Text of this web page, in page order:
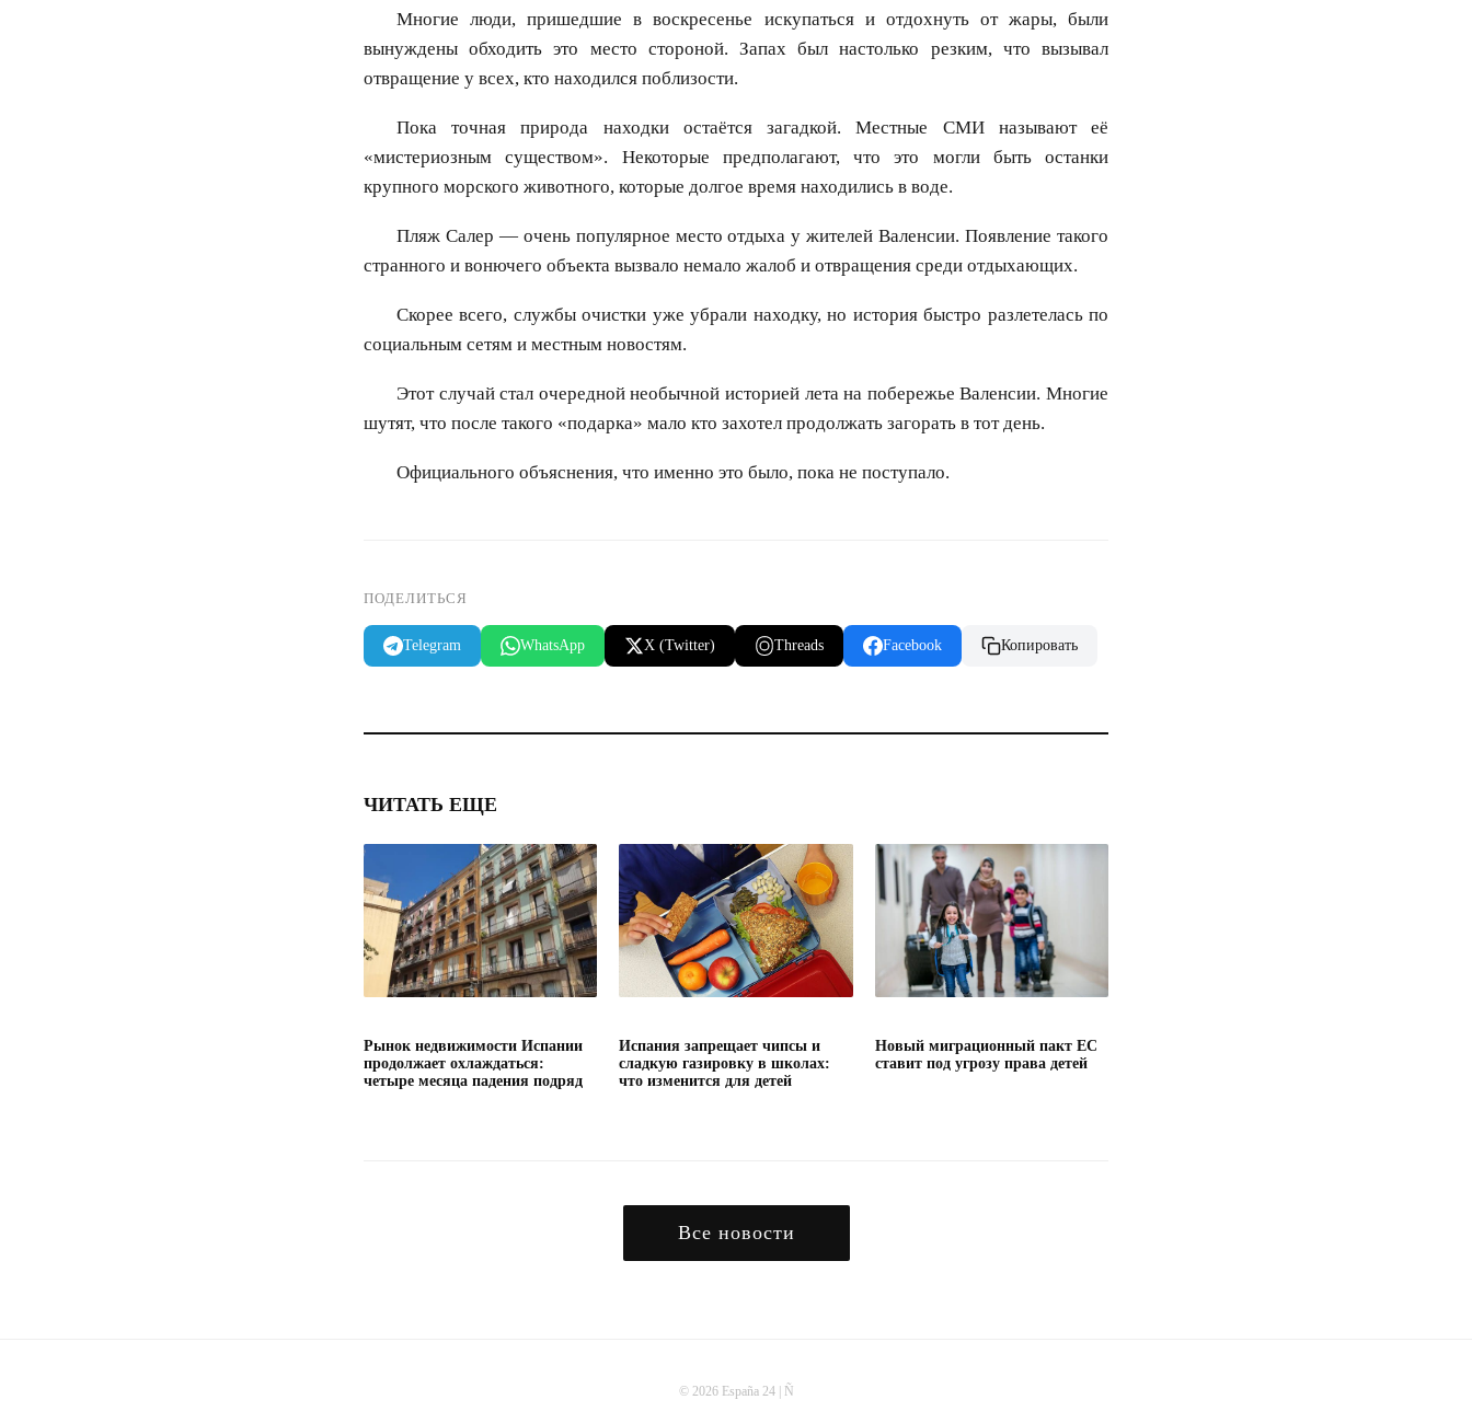
Многие люди, пришедшие в воскресенье искупаться и отдохнуть от жары, были
вынуждены обходить это место стороной. Запах был настолько резким, что вызывал
отвращение у всех, кто находился поблизости.
Пока точная природа находки остаётся загадкой. Местные СМИ называют её
«мистериозным существом». Некоторые предполагают, что это могли быть останки
крупного морского животного, которые долгое время находились в воде.
Пляж Салер — очень популярное место отдыха у жителей Валенсии. Появление такого
странного и вонючего объекта вызвало немало жалоб и отвращения среди отдыхающих.
Скорее всего, службы очистки уже убрали находку, но история быстро разлетелась по
социальным сетям и местным новостям.
Этот случай стал очередной необычной историей лета на побережье Валенсии. Многие
шутят, что после такого «подарка» мало кто захотел продолжать загорать в тот день.
Официального объяснения, что именно это было, пока не поступало.
ПОДЕЛИТЬСЯ
Telegram WhatsApp X (Twitter) Threads Facebook Копировать
ЧИТАТЬ ЕЩЕ
Рынок недвижимости Испании
продолжает охлаждаться:
четыре месяца падения подряд
Испания запрещает чипсы и
сладкую газировку в школах:
что изменится для детей
Новый миграционный пакт ЕС
ставит под угрозу права детей
Все новости
© 2026 España 24 | Ñ